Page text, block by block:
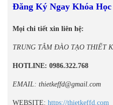
Đăng Ký Ngay Khóa
Mọi chi tiết xin liên hệ:
TRUNG TÂM ĐÀO TẠO THIẾT
HOTLINE: 0986.322.768
EMAIL: thietkeffd@gmail.com
WEBSITE: https://thietkeffd.com